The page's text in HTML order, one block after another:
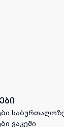
ვაკეში